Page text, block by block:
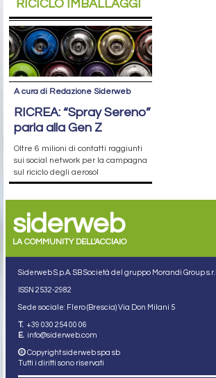
RICICLO IMBALLAGGI
A cura di Redazione Siderweb
RICREA: “Spray Sereno”
parla alla Gen Z
Oltre 6 milioni di contatti raggiunti
sui social network per la campagna
sul riciclo degli aerosol
siderweb
LA COMMUNITY DELL'ACCIAIO
Siderweb S.p.A. SB Società del gruppo Morandi Group s.r.l.
ISSN 2532-2982
Sede sociale: Flero (Brescia) Via Don Milani 5
T. +39 030 254 00 06
E. info@siderweb.com
Copyright siderweb spa sb
Tutti i diritti sono riservati